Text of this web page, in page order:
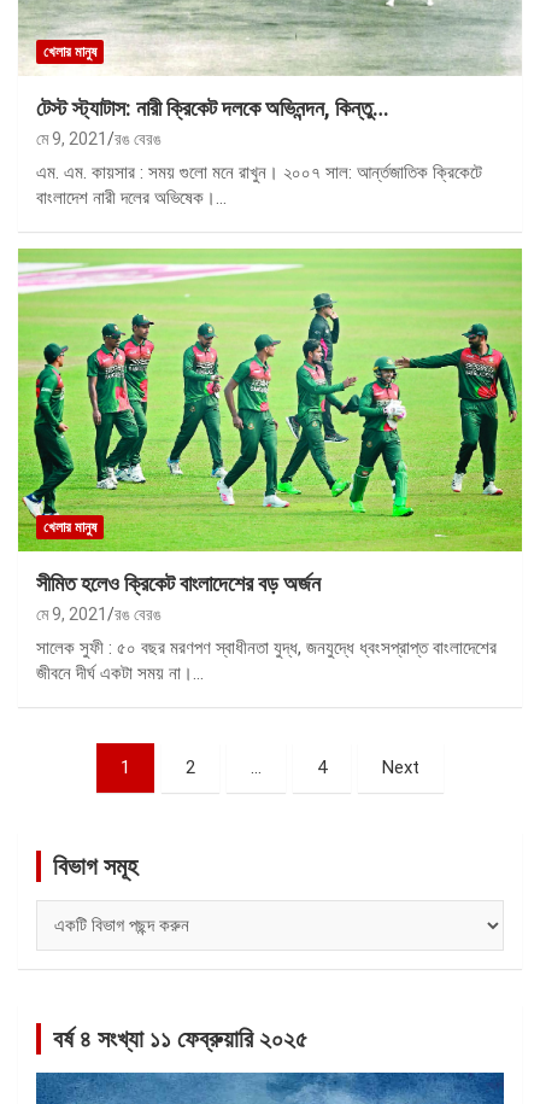
খেলার মানুষ
টেস্ট স্ট্যাটাস: নারী ক্রিকেট দলকে অভিনন্দন, কিন্তু…
মে 9, 2021 রঙ বেরঙ
এম. এম. কায়সার : সময় গুলো মনে রাখুন। ২০০৭ সাল: আর্ন্তজাতিক ক্রিকেটে
বাংলাদেশ নারী দলের অভিষেক।…
খেলার মানুষ
সীমিত হলেও ক্রিকেট বাংলাদেশের বড় অর্জন
মে 9, 2021 রঙ বেরঙ
সালেক সুফী : ৫০ বছর মরণপণ স্বাধীনতা যুদ্ধ, জনযুদ্ধে ধ্বংসপ্রাপ্ত বাংলাদেশের
জীবনে দীর্ঘ একটা সময় না।…
ন্যাভিগেশন
1 2 … 4 Next
বিভাগ সমূহ
সমূহ
বর্ষ ৪ সংখ্যা ১১ ফেব্রুয়ারি ২০২৫